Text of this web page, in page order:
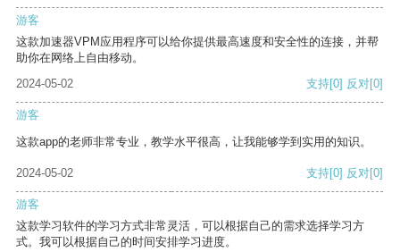
游客
这款加速器VPM应用程序可以给你提供最高速度和安全性的连接，并帮
助你在网络上自由移动。
2024-05-02
支持[0] 反对[0]
游客
这款app的老师非常专业，教学水平很高，让我能够学到实用的知识。
2024-05-02 支持[0] 反对[0]
游客
这款学习软件的学习方式非常灵活，可以根据自己的需求选择学习方
式。我可以根据自己的时间安排学习进度。